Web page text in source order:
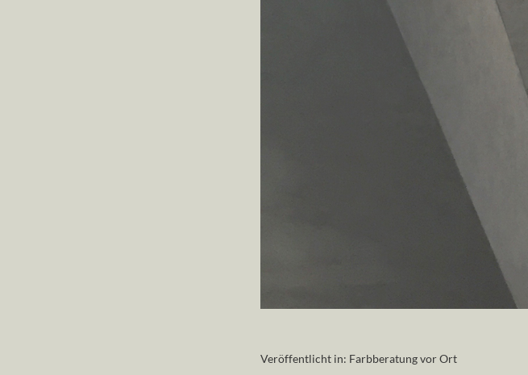
Veröffentlicht in: Farbberatung vor Ort